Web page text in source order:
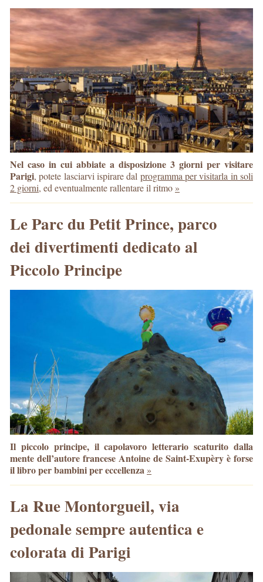
Nel caso in cui abbiate a disposizione 3 giorni per visitare
Parigi, potete lasciarvi ispirare dal programma per visitarla in soli
2 giorni, ed eventualmente rallentare il ritmo »
Le Parc du Petit Prince, parco
dei divertimenti dedicato al
Piccolo Principe
Il piccolo principe, il capolavoro letterario scaturito dalla
mente dell’autore francese Antoine de Saint-Exupèry è forse
il libro per bambini per eccellenza »
La Rue Montorgueil, via
pedonale sempre autentica e
colorata di Parigi